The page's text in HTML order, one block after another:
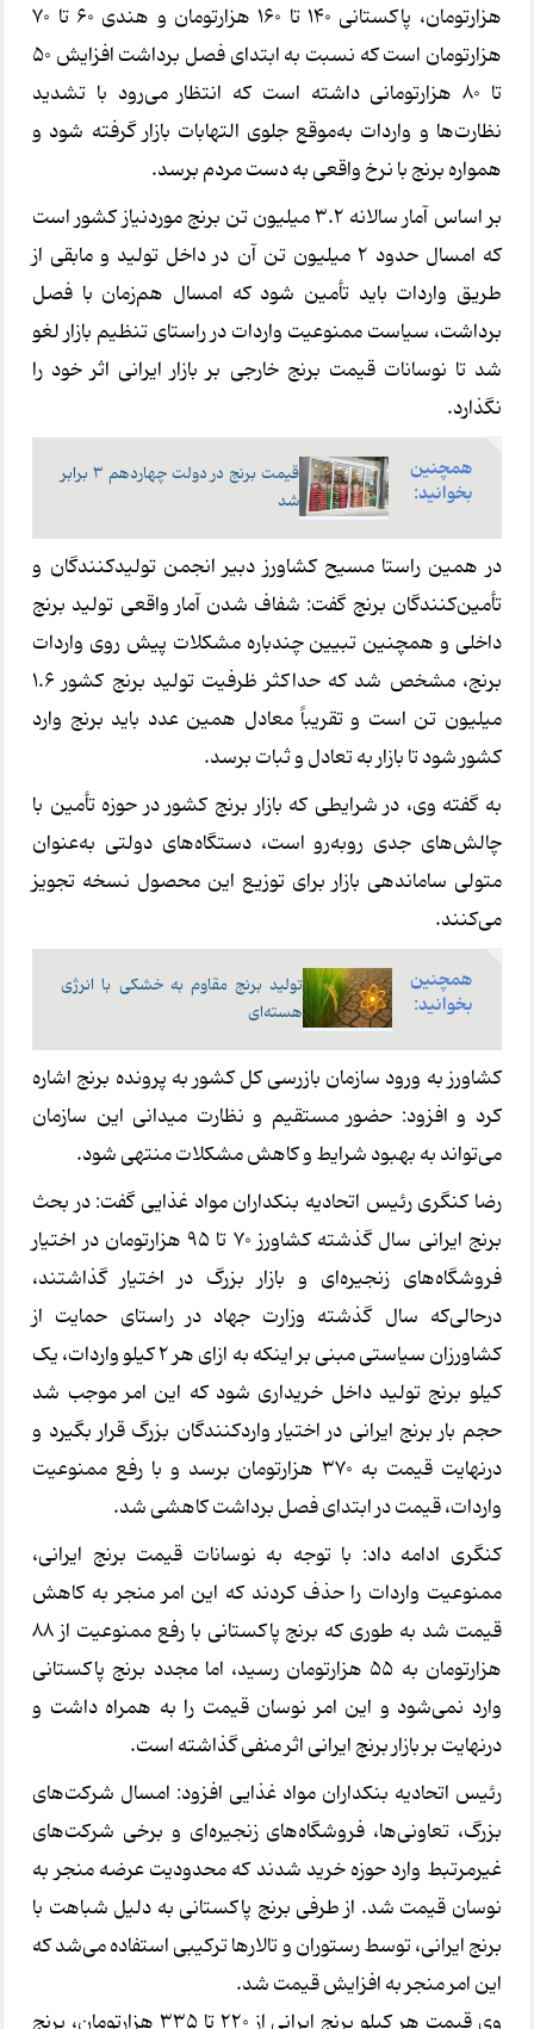
هزارتومان، پاکستانی ۱۴۰ تا ۱۶۰ هزارتومان و هندی ۶۰ تا ۷۰
هزارتومان است که نسبت به ابتدای فصل برداشت افزایش ۵۰
تا ۸۰ هزارتومانی داشته است که انتظار می‌رود با تشدید
نظارت‌ها و واردات به‌موقع جلوی التهابات بازار گرفته شود و
همواره برنج با نرخ واقعی به دست مردم برسد.
بر اساس آمار سالانه ۳.۲ میلیون تن برنج موردنیاز کشور است
که امسال حدود ۲ میلیون تن آن در داخل تولید و مابقی از
طریق واردات باید تأمین شود که امسال هم‌زمان با فصل
برداشت، سیاست ممنوعیت واردات در راستای تنظیم بازار لغو
شد تا نوسانات قیمت برنج خارجی بر بازار ایرانی اثر خود را
نگذارد.
همچنین
بخوانید:
قیمت برنج در دولت چهاردهم 3 برابر
شد
در همین راستا مسیح کشاورز دبیر انجمن تولیدکنندگان و
تأمین‌کنندگان برنج گفت: شفاف شدن آمار واقعی تولید برنج
داخلی و همچنین تبیین چندباره مشکلات پیش روی واردات
برنج، مشخص شد که حداکثر ظرفیت تولید برنج کشور ۱.۶
میلیون تن است و تقریباً معادل همین عدد باید برنج وارد
کشور شود تا بازار به تعادل و ثبات برسد.
به گفته وی، در شرایطی که بازار برنج کشور در حوزه تأمین با
چالش‌های جدی روبه‌رو است، دستگاه‌های دولتی به‌عنوان
متولی ساماندهی بازار برای توزیع این محصول نسخه تجویز
می‌کنند.
همچنین
بخوانید:
تولید برنج مقاوم به خشکی با انرژی
هسته‌ای
کشاورز به ورود سازمان بازرسی کل کشور به پرونده برنج اشاره
کرد و افزود: حضور مستقیم و نظارت میدانی این سازمان
می‌تواند به بهبود شرایط و کاهش مشکلات منتهی شود.
رضا کنگری رئیس اتحادیه بنکداران مواد غذایی گفت: در بحث
برنج ایرانی سال گذشته کشاورز ۷۰ تا ۹۵ هزارتومان در اختیار
فروشگاه‌های زنجیره‌ای و بازار بزرگ در اختیار گذاشتند،
درحالی‌که سال گذشته وزارت جهاد در راستای حمایت از
کشاورزان سیاستی مبنی بر اینکه به ازای هر ۲ کیلو واردات، یک
کیلو برنج تولید داخل خریداری شود که این امر موجب شد
حجم بار برنج ایرانی در اختیار واردکنندگان بزرگ قرار بگیرد و
درنهایت قیمت به ۳۷۰ هزارتومان برسد و با رفع ممنوعیت
واردات، قیمت در ابتدای فصل برداشت کاهشی شد.
کنگری ادامه داد: با توجه به نوسانات قیمت برنج ایرانی،
ممنوعیت واردات را حذف کردند که این امر منجر به کاهش
قیمت شد به طوری که برنج پاکستانی با رفع ممنوعیت از ۸۸
هزارتومان به ۵۵ هزارتومان رسید، اما مجدد برنج پاکستانی
وارد نمی‌شود و این امر نوسان قیمت را به همراه داشت و
درنهایت بر بازار برنج ایرانی اثر منفی گذاشته است.
رئیس اتحادیه بنکداران مواد غذایی افزود: امسال شرکت‌های
بزرگ، تعاونی‌ها، فروشگاه‌های زنجیره‌ای و برخی شرکت‌های
غیرمرتبط وارد حوزه خرید شدند که محدودیت عرضه منجر به
نوسان قیمت شد. از طرفی برنج پاکستانی به دلیل شباهت با
برنج ایرانی، توسط رستوران و تالارها ترکیبی استفاده می‌شد که
این امر منجر به افزایش قیمت شد.